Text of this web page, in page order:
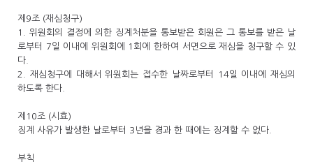
제9조 (재심청구)
1. 위원회의 결정에 의한 징계처분을 통보받은 회원은 그 통보를 받은 날
로부터 7일 이내에 위원회에 1회에 한하여 서면으로 재심을 청구할 수 있
다.
2. 재심청구에 대해서 위원회는 접수한 날짜로부터 14일 이내에 재심의
하도록 한다.
제10조 (시효)
징계 사유가 발생한 날로부터 3년을 경과 한 때에는 징계할 수 없다.
부칙